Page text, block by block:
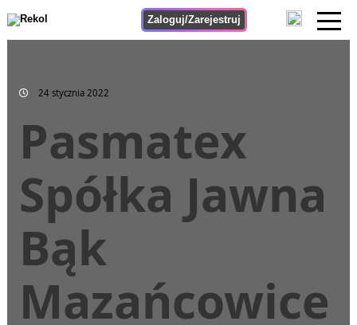
Zaloguj/Zarejestruj
24 stycznia 2022
Pasmatex
Spółka Jawna
Bąk
Mazańcowice